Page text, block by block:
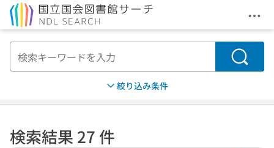
メ
検索
絞り込み条件
検索結果 27 件